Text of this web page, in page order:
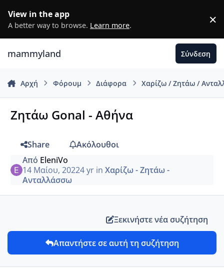
View in the app
A better way to browse. Learn more. ×
mammyland Σύνδεση
Αρχή Φόρουμ Διάφορα Χαρίζω / Ζητάω /
Ζητάω Gonal - Αθήνα
Share
Ακόλουθοι
Από EleniVo
14 Μαίου, 20224 yrin Χαρίζω - Ζητάω -
Ανταλλάσσω
Ξεκινήστε νέα συζήτηση
Απαντήστε σε αυτή τη συζήτηση